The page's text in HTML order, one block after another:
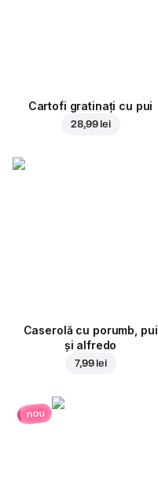
Cartofi gratinați cu pui
28,99 lei
Caserolă cu porumb, pui
și alfredo
7,99 lei
nou